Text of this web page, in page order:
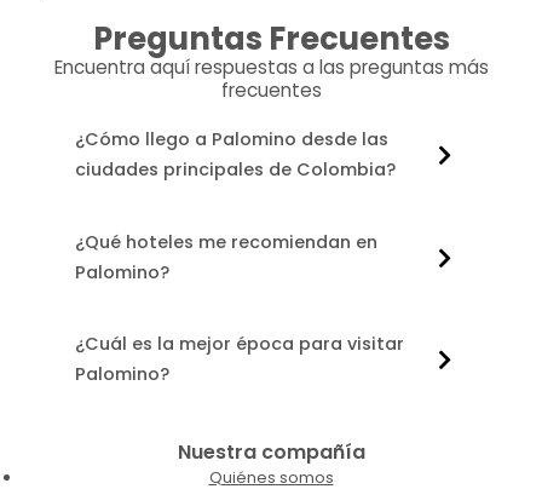
Preguntas Frecuentes
Encuentra aquí respuestas a las preguntas más
frecuentes
¿Cómo llego a Palomino desde las
ciudades principales de Colombia?
¿Qué hoteles me recomiendan en
Palomino?
¿Cuál es la mejor época para visitar
Palomino?
Nuestra compañía
Quiénes somos